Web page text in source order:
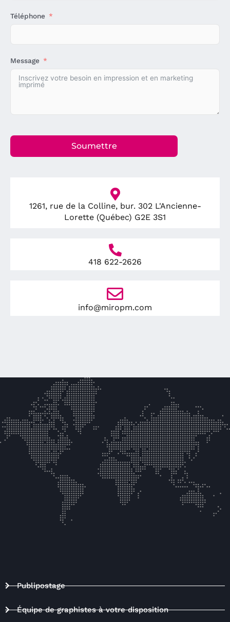
Téléphone
Message
Soumettre
1261, rue de la Colline, bur. 302 L'Ancienne-
Lorette (Québec) G2E 3S1
418 622-2626
info@miropm.com
Publipostage
Équipe de graphistes à votre disposition